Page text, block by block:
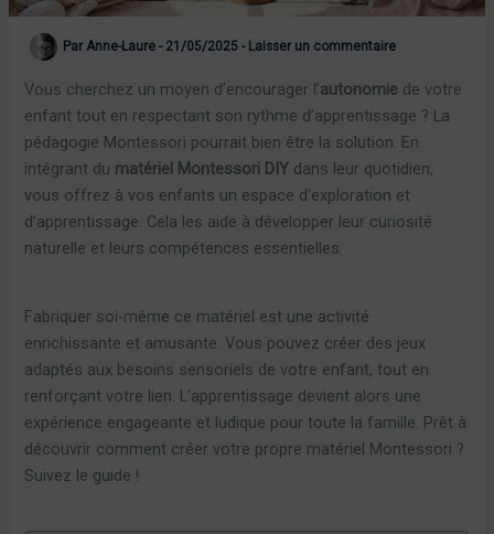
Par Anne-Laure- 21/05/2025- Laisser un commentaire
Vous cherchez un moyen d’encourager l’autonomie de votre
enfant tout en respectant son rythme d’apprentissage ? La
pédagogie Montessori pourrait bien être la solution. En
intégrant du matériel Montessori DIY dans leur quotidien,
vous offrez à vos enfants un espace d’exploration et
d’apprentissage. Cela les aide à développer leur curiosité
naturelle et leurs compétences essentielles.
Fabriquer soi-même ce matériel est une activité
enrichissante et amusante. Vous pouvez créer des jeux
adaptés aux besoins sensoriels de votre enfant, tout en
renforçant votre lien. L’apprentissage devient alors une
expérience engageante et ludique pour toute la famille. Prêt à
découvrir comment créer votre propre matériel Montessori ?
Suivez le guide !